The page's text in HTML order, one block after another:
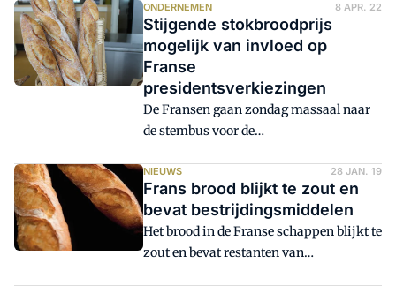
Lekkerbekkerijtje en de Huffy's. Het
Lekkerbekkerijtje is een bladerdeeg
snack met kipragout, chilipepertjes en
Huf saus. De Huffy's zijn stokbroden
met pinda's, sesamzaad en Huf Saus.
ONDERNEMEN 8 APR. 22
Stijgende stokbroodprijs
mogelijk van invloed op
Franse
presidentsverkiezingen
De Fransen gaan zondag massaal naar
de stembus voor de
maanden geleden stond Emmanuel
Macron er heel goed voor in de peilingen,
maar daar lijkt nu verandering in te
komen, aldus de NOS. Dat heeft alles te
maken met de stijgende prijs van
NIEUWS 28 JAN. 19
Frans brood blijkt te zout en
bevat bestrijdingsmiddelen
Het brood in de Franse schappen blijkt te
zout en bevat restanten van